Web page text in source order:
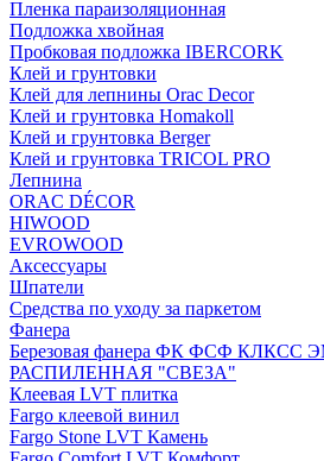
Пленка параизоляционная
Подложка хвойная
Пробковая подложка IBERCORK
Клей и грунтовки
Клей для лепнины Orac Decor
Клей и грунтовка Homakoll
Клей и грунтовка Berger
Клей и грунтовка TRICOL PRO
Лепнина
ORAC DÉCOR
HIWOOD
EVROWOOD
Аксессуары
Шпатели
Средства по уходу за паркетом
Фанера
Березовая фанера ФК ФСФ КЛКСС
РАСПИЛЕННАЯ "СВЕЗА"
Клеевая LVT плитка
Fargo клеевой винил
Fargo Stone LVT Камень